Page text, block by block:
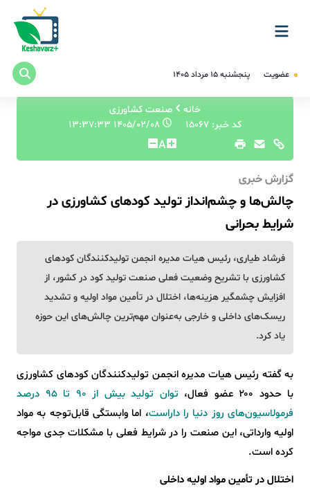
عضویت پنجشنبه ۱۵ مرداد ۱۴۰۵
خانه
صنعت کشاورزی
کد خبر: 15067
۱۴۰۵/۰۲/۰۸ ۱۳:۳۷:۳۳
A
گزارش خبری
چالش‌ها و چشم‌انداز تولید کودهای کشاورزی در
شرایط بحرانی
فرشاد طیاری، رئیس هیات مدیره انجمن تولیدکنندگان کودهای
کشاورزی با تشریح وضعیت فعلی صنعت تولید کود در کشور، از
افزایش چشمگیر هزینه‌ها، اختلال در تأمین مواد اولیه و تشدید
ریسک‌های داخلی و خارجی به‌عنوان مهم‌ترین چالش‌های این حوزه
یاد کرد.
به گفته رئیس هیات مدیره انجمن تولیدکنندگان کودهای کشاورزی
با حدود ۲۰۰ عضو فعال،
توان تولید بیش از ۹۰ تا ۹۵ درصد
فرمولاسیون‌های روز دنیا را داراست، اما وابستگی قابل‌توجه به مواد
اولیه وارداتی، این صنعت را در شرایط فعلی با مشکلات جدی مواجه
کرده است.
اختلال در تأمین مواد اولیه داخلی